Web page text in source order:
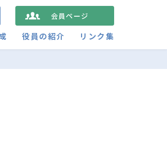
会員ページ
役員の紹介 リンク集